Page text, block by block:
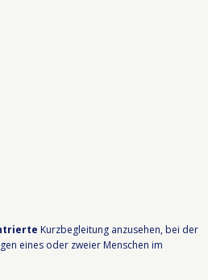
Kurzbegleitung anzusehen, bei der
eines oder zweier Menschen im